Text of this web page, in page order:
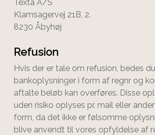
Texta A/S
Klamsagervej 21B, 2.
8230 Åbyhøj
Refusion
Hvis der er tale om refusion, bedes
bankoplysninger i form af regnr og
aftalte beløb kan overføres. Disse
uden risiko oplyses pr. mail eller
form, da det ikke er følsomme
blive anvendt til vores opfyldelse af